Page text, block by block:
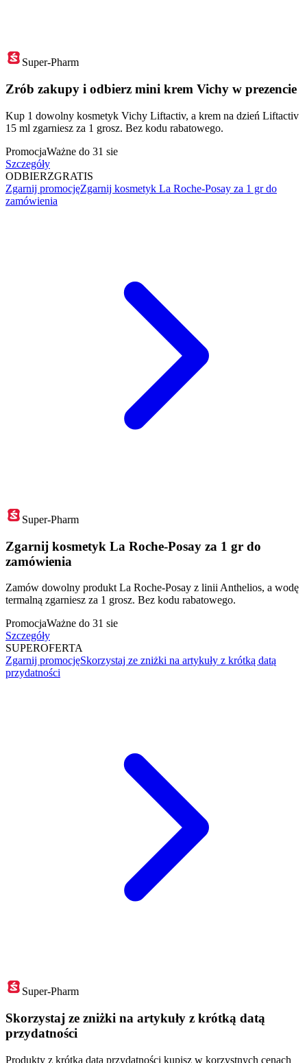
Super-Pharm
Zrób zakupy i odbierz mini krem Vichy w prezencie
Kup 1 dowolny kosmetyk Vichy Liftactiv, a krem na dzień Liftactiv
15 ml zgarniesz za 1 grosz. Bez kodu rabatowego.
PromocjaWażne do 31 sie
Szczegóły
ODBIERZGRATIS
Zgarnij promocjęZgarnij kosmetyk La Roche-Posay za 1 gr do
zamówienia
Super-Pharm
Zgarnij kosmetyk La Roche-Posay za 1 gr do
zamówienia
Zamów dowolny produkt La Roche-Posay z linii Anthelios, a wodę
termalną zgarniesz za 1 grosz. Bez kodu rabatowego.
PromocjaWażne do 31 sie
Szczegóły
SUPEROFERTA
Zgarnij promocjęSkorzystaj ze zniżki na artykuły z krótką datą
przydatności
Super-Pharm
Skorzystaj ze zniżki na artykuły z krótką datą
przydatności
Produkty z krótką datą przydatności kupisz w korzystnych cenach